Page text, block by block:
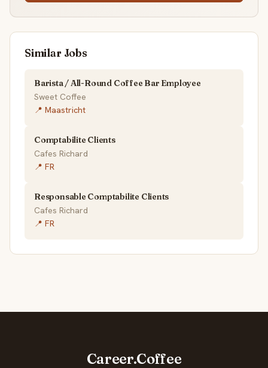
Similar Jobs
Barista / All-Round Coffee Bar Employee
Sweet Coffee
📍 Maastricht
Comptabilite Clients
Cafes Richard
📍 FR
Responsable Comptabilite Clients
Cafes Richard
📍 FR
Career.Coffee